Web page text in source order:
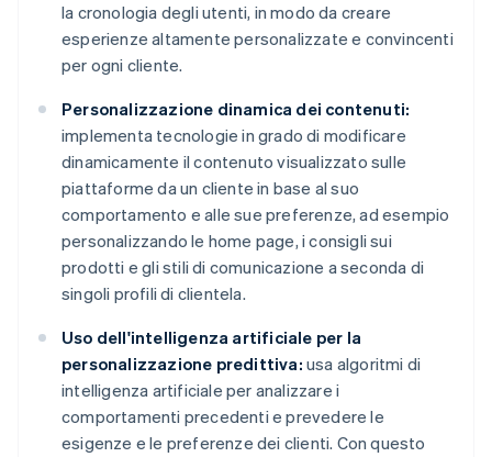
la cronologia degli utenti, in modo da creare
esperienze altamente personalizzate e convincenti
per ogni cliente.
Personalizzazione dinamica dei contenuti:
implementa tecnologie in grado di modificare
dinamicamente il contenuto visualizzato sulle
piattaforme da un cliente in base al suo
comportamento e alle sue preferenze, ad esempio
personalizzando le home page, i consigli sui
prodotti e gli stili di comunicazione a seconda di
singoli profili di clientela.
Uso dell'intelligenza artificiale per la
personalizzazione predittiva: usa algoritmi di
intelligenza artificiale per analizzare i
comportamenti precedenti e prevedere le
esigenze e le preferenze dei clienti. Con questo